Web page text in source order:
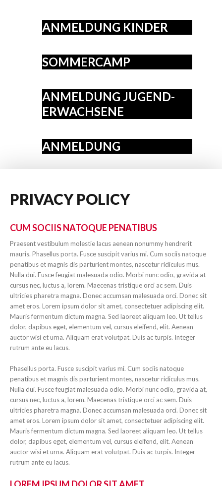
ANMELDUNG KINDER
SOMMERCAMP
ANMELDUNG JUGEND-
ERWACHSENE
ANMELDUNG
PRIVACY POLICY
CUM SOCIIS NATOQUE PENATIBUS
Praesent vestibulum molestie lacus aenean nonummy hendrerit
mauris. Phasellus porta. Fusce suscipit varius mi. Cum sociis natoque
penatibus et magnis dis parturient montes, nascetur ridiculus mus.
Nulla dui. Fusce feugiat malesuada odio. Morbi nunc odio, gravida at
cursus nec, luctus a, lorem. Maecenas tristique orci ac sem. Duis
ultricies pharetra magna. Donec accumsan malesuada orci. Donec sit
amet eros. Lorem ipsum dolor sit amet, consectetuer adipiscing elit.
Mauris fermentum dictum magna. Sed laoreet aliquam leo. Ut tellus
dolor, dapibus eget, elementum vel, cursus eleifend, elit. Aenean
auctor wisi et urna. Aliquam erat volutpat. Duis ac turpis. Integer
rutrum ante eu lacus.
Phasellus porta. Fusce suscipit varius mi. Cum sociis natoque
penatibus et magnis dis parturient montes, nascetur ridiculus mus.
Nulla dui. Fusce feugiat malesuada odio. Morbi nunc odio, gravida at,
cursus nec, luctus a, lorem. Maecenas tristique orci ac sem. Duis
ultricies pharetra magna. Donec accumsan malesuada orci. Donec sit
amet eros. Lorem ipsum dolor sit amet, consectetuer adipiscing elit.
Mauris fermentum dictum magna. Sed laoreet aliquam leo. Ut tellus
dolor, dapibus eget, elementum vel, cursus eleifend, elit. Aenean
auctor wisi et urna. Aliquam erat volutpat. Duis ac turpis. Integer
rutrum ante eu lacus.